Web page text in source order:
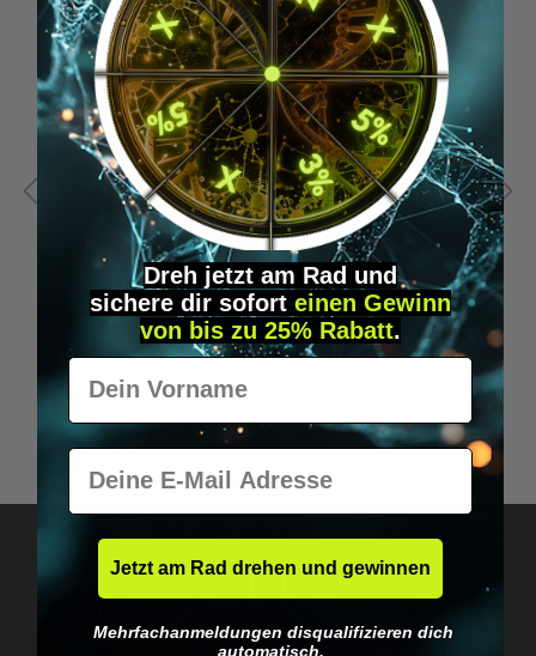
Four Sigmatic - Think - Mushroom Coffee with
€15.95*
Dreh jetzt am Rad und
sichere dir sofort einen Gewinn
von bis zu 25% Rabatt.
Vorname
E-Mail
Jetzt am Rad drehen und gewinnen
Mehrfachanmeldungen disqualifizieren dich
automatisch.